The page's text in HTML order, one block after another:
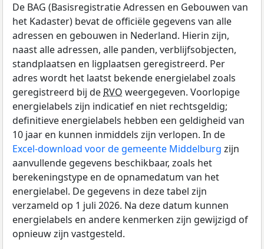
De BAG (Basisregistratie Adressen en Gebouwen van
het Kadaster) bevat de officiële gegevens van alle
adressen en gebouwen in Nederland. Hierin zijn,
naast alle adressen, alle panden, verblijfsobjecten,
standplaatsen en ligplaatsen geregistreerd. Per
adres wordt het laatst bekende energielabel zoals
geregistreerd bij de RVO weergegeven. Voorlopige
energielabels zijn indicatief en niet rechtsgeldig;
definitieve energielabels hebben een geldigheid van
10 jaar en kunnen inmiddels zijn verlopen. In de
Excel-download voor de gemeente Middelburg zijn
aanvullende gegevens beschikbaar, zoals het
berekeningstype en de opnamedatum van het
energielabel. De gegevens in deze tabel zijn
verzameld op 1 juli 2026. Na deze datum kunnen
energielabels en andere kenmerken zijn gewijzigd of
opnieuw zijn vastgesteld.